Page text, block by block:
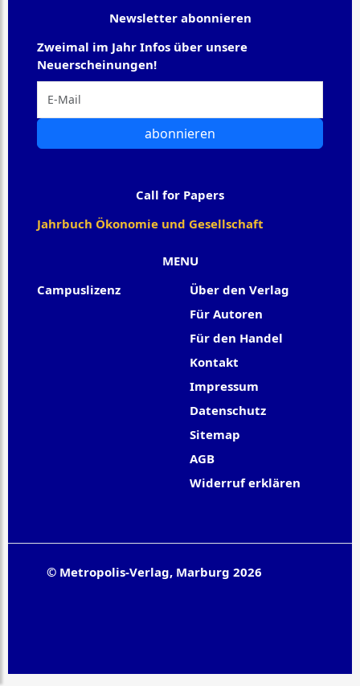
MENU
Campuslizenz
Über den Verlag
Für Autoren
Für den Handel
Kontakt
Impressum
Datenschutz
Sitemap
AGB
Widerruf erklären
Newsletter abonnieren
Zweimal im Jahr Infos über unsere
Neuerscheinungen!
abonnieren
Call for Papers
Jahrbuch Ökonomie und Gesellschaft
© Metropolis-Verlag, Marburg 2026